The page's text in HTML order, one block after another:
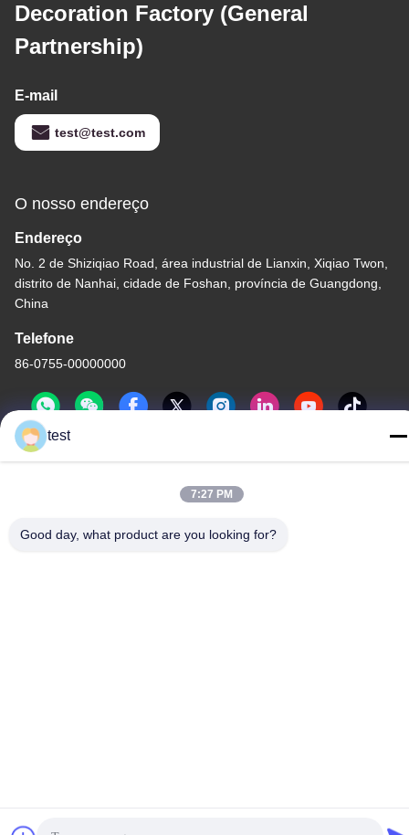
Decoration Factory (General
Partnership)
E-mail
test@test.com
O nosso endereço
Endereço
No. 2 de Shiziqiao Road, área industrial de Lianxin, Xiqiao Twon,
distrito de Nanhai, cidade de Foshan, província de Guangdong,
China
Telefone
86-0755-00000000
China Boa Qualidade Trilha de alumínio da cortina Fornecedor.
test
7:27 PM
Good day, what product are you looking for?